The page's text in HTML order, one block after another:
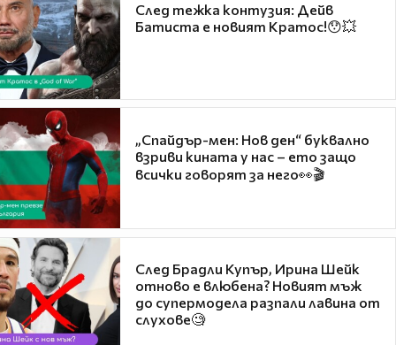
След тежка контузия: Дейв
Батиста е новият Кратос!😯💥
„Спайдър-мен: Нов ден“ буквално
взриви кината у нас – ето защо
всички говорят за него👀🎬
След Брадли Купър, Ирина Шейк
отново е влюбена? Новият мъж
до супермодела разпали лавина от
слухове🧐